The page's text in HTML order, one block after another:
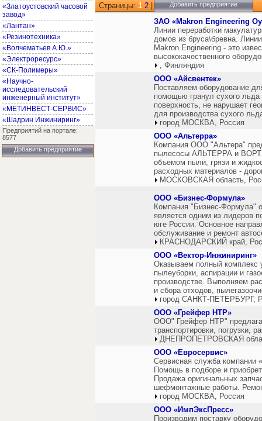
«Златоустовский часовой
завод»
«Лантан»
«Резинотехника»
«Волчематьев А.Ю.»
«Электроресурс»
«СК-Полимеры»
«Научно-
исследовательский
инженерный институт»
«МЕТИНВЕСТ-СЕРВИС»
«Шадрин Инжиниринг»
Предприятий на портале:
8577
Добавить предприятие
Страницы: 1 2 Добавить предприятие
ЗАО «Makron Engineering
Линии переработки
домов из бруса\бревна.
Makron Engineering - это
высококачественного
, Финляндия
ООО «Айсвентек»
Поставляем оборудование
помощью гранул сухого льда
поверхность, не нарушает
для производства сухого
город МОСКВА, Россия
ООО «Альтерра»
Компания ООО "Альтера"
пылесосы АЛЬТЕРРА и
объемом пыли, грязи и
расходных материалов -
МОСКОВСКАЯ область,
ООО «Бизнес-Формула»
Компания "Бизнес-Формула"
является одним из лидеров
юге России. Основное
обслуживание и ремонт
КРАСНОДАРСКИЙ край,
ООО «Вектор-Инжиниринг»
Оказываем полный комплекс
пылеуборки, аспирации и
производстве. Выполняем
и сбора отходов,
город САНКТ-ПЕТЕРБУРГ,
ООО «Грейфер НТР»
ООО" Грейфер НТР"
транспортировки, погрузки,
ДНЕПРОПЕТРОВСКАЯ
ООО «Евросервис»
Сервисная служба компании
Помощь в подборе и
Продажа оригинальных
шефмонтажные работы.
город МОСКВА, Россия
ООО «ИмпЭксПресс»
Производим поставку